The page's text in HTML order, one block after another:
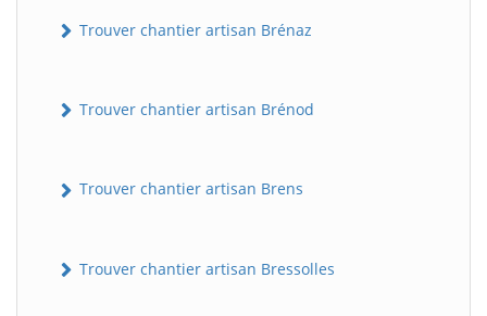
Trouver chantier artisan Brénaz
Trouver chantier artisan Brénod
Trouver chantier artisan Brens
Trouver chantier artisan Bressolles